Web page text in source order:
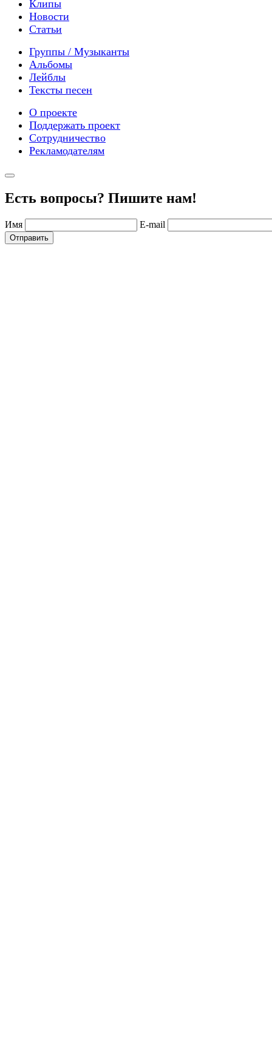
Клипы
Новости
Статьи
Группы / Музыканты
Альбомы
Лейблы
Тексты песен
О проекте
Поддержать проект
Сотрудничество
Рекламодателям
Есть вопросы? Пишите нам!
Имя E-mail